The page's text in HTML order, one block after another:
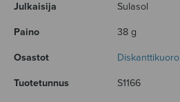
Julkaisija Sulasol
Paino 38 g
Osastot Diskanttikuoro
Tuotetunnus S1166